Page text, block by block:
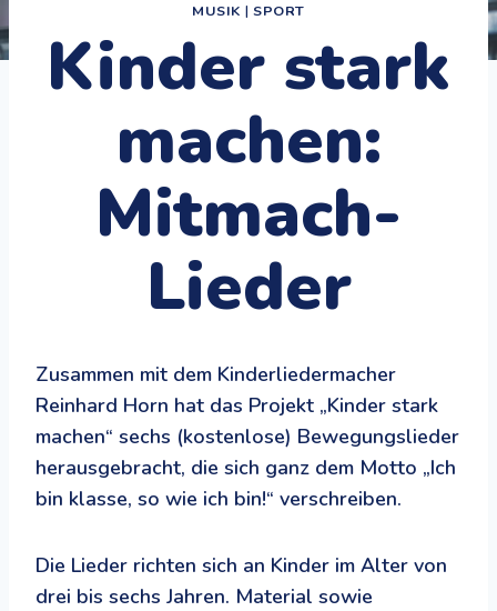
MUSIK | SPORT
Kinder stark
machen:
Mitmach-
Lieder
Zusammen mit dem Kinderliedermacher
Reinhard Horn hat das Projekt „Kinder stark
machen“ sechs (kostenlose) Bewegungslieder
herausgebracht, die sich ganz dem Motto „Ich
bin klasse, so wie ich bin!“ verschreiben.
Die Lieder richten sich an Kinder im Alter von
drei bis sechs Jahren. Material sowie